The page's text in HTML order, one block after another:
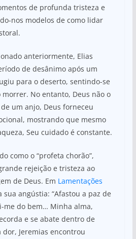
de profunda tristeza e
nos modelos de como lidar
anteriormente, Elias
de desânimo após um
para o deserto, sentindo-se
No entanto, Deus não o
um anjo, Deus forneceu
mostrando que mesmo
Seu cuidado é constante.
como o “profeta chorão”,
rejeição e tristeza ao
de Deus. Em Lamentações
sua angústia: “Afastou a paz de
me do bem… Minha alma,
e se abate dentro de
dor, Jeremias encontrou